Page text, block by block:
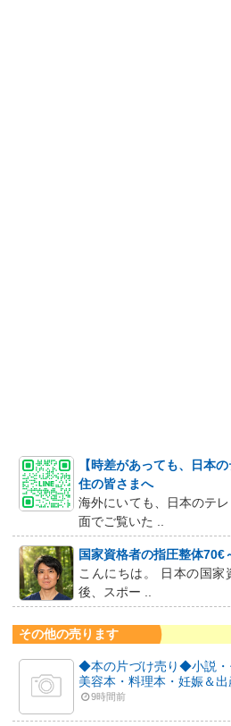
【時差があっても、日本
住の皆さまへ
海外にいても、日本のテ
面でご覧いた ..
国家資格者の指圧整体70€
こんにちは。 日本の国
後、スポー ..
その他の売ります
◆本の片づけ売り◆小説・
美容本・料理本・妊娠＆
9時間前